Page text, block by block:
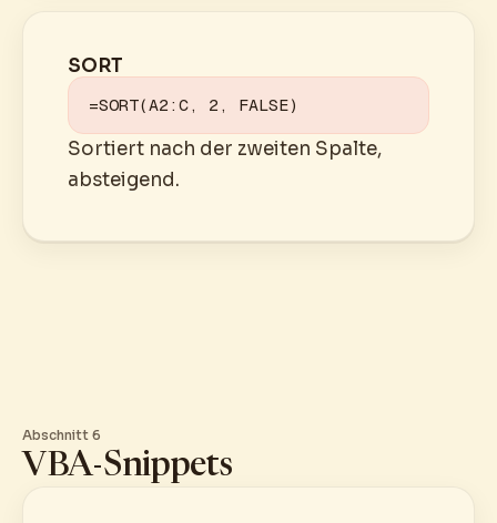
SORT
=SORT(A2:C, 2, FALSE)
Sortiert nach der zweiten Spalte,
absteigend.
Abschnitt 6
VBA-Snippets